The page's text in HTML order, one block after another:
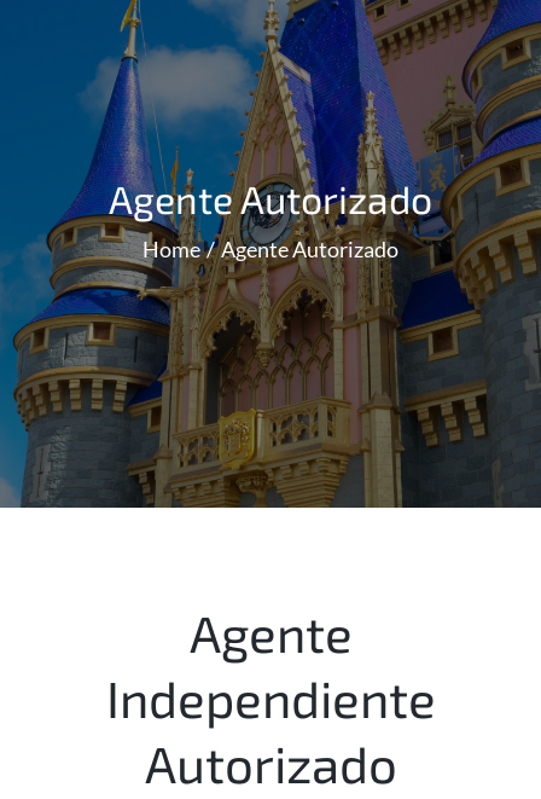
Agente Autorizado
Home Agente Autorizado
Agente
Independiente
Autorizado